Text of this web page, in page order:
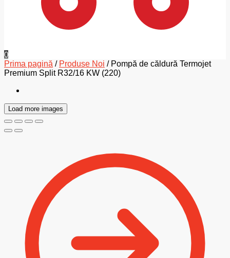
0
Prima pagină / Produse Noi / Pompă de căldură Termojet
Premium Split R32/16 KW (220)
Load more images